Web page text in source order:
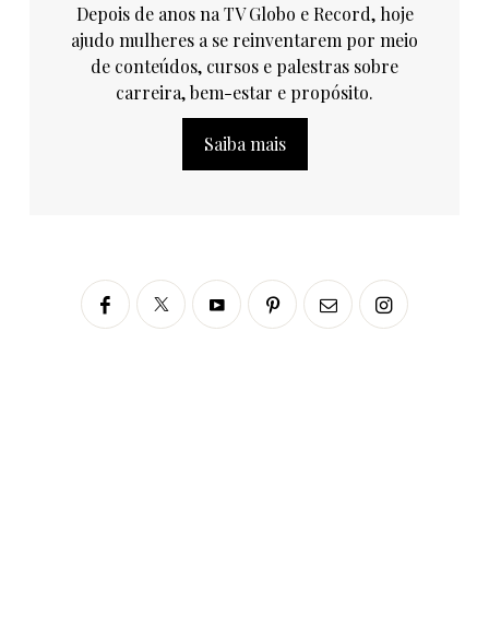
Depois de anos na TV Globo e Record, hoje
ajudo mulheres a se reinventarem por meio
de conteúdos, cursos e palestras sobre
carreira, bem-estar e propósito.
Saiba mais